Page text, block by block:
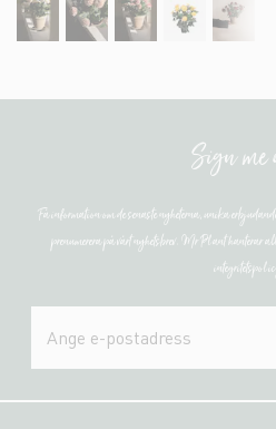
Sign
Få information om de senaste nyheterna, unika
prenumerera på vårt nyhetsbrev. Mr Plant hanterar